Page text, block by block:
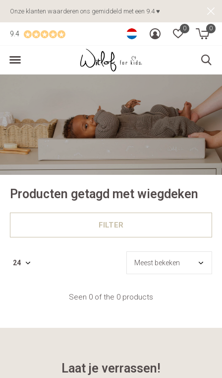
0 0
9.4
Onze klanten waarderen ons gemiddeld met een 9.4 ♥
Producten getagd met wiegdeken
FILTER
Seen 0 of the 0 products
Laat je verrassen!